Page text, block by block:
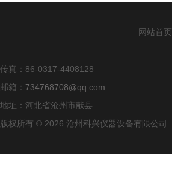
网站首页
传真：86-0317-4408128
邮箱： 734768708@qq.com
地址：河北省沧州市献县
版权所有 © 2026 沧州科兴仪器设备有限公司